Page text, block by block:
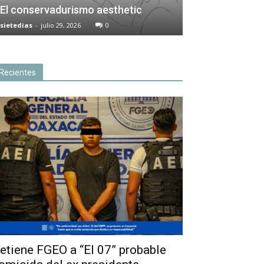
El conservadurismo aesthetic
sietedias - julio 29, 2026 0
FGEO a “El 07” probable